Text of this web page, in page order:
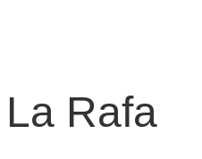
Rafa